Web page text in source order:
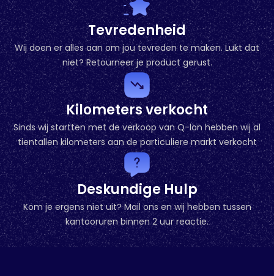
Lengte 25 m 400 m 7 m
- +
In den Warenkorb
Tevredenheid
Wij doen er alles aan om jou tevreden te maken. Lukt dat
niet? Retourneer je product gerust.
Kilometers verkocht
Sinds wij startten met de verkoop van Q-lon hebben wij al
tientallen kilometers aan de particuliere markt verkocht
Deskundige Hulp
Kom je ergens niet uit? Mail ons en wij hebben tussen
kantooruren binnen 2 uur reactie.